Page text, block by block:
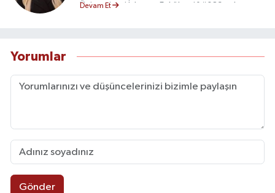
Üniversitesi İşletme Fakültesi&#039;nden
Uzun yıllar ilaç sektöründe CEO olarak çalıştı.
Art”da moda tasarımı eğitimi aldı. Kendi
Kadını” seçildi ve Türkiye’nin en başarılı 30
CEO’su arasına girdi. “Gezgin Ruhum”
kitabının yazarı. Sinema, seyahat ve moda
Devam Et
Yorumlar
Gönder